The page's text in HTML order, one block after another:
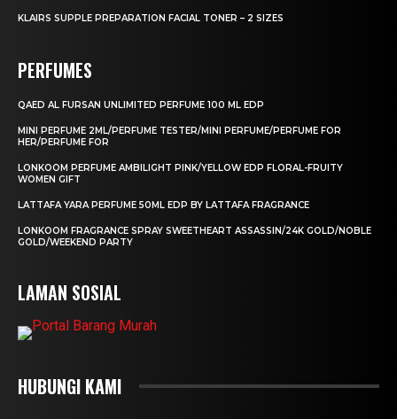
KLAIRS SUPPLE PREPARATION FACIAL TONER – 2 SIZES
PERFUMES
QAED AL FURSAN UNLIMITED PERFUME 100 ML EDP
MINI PERFUME 2ML/PERFUME TESTER/MINI PERFUME/PERFUME FOR
HER/PERFUME FOR
LONKOOM PERFUME AMBILIGHT PINK/YELLOW EDP FLORAL-FRUITY
WOMEN GIFT
LATTAFA YARA PERFUME 50ML EDP BY LATTAFA FRAGRANCE
LONKOOM FRAGRANCE SPRAY SWEETHEART ASSASSIN/24K GOLD/NOBLE
GOLD/WEEKEND PARTY
LAMAN SOSIAL
HUBUNGI KAMI